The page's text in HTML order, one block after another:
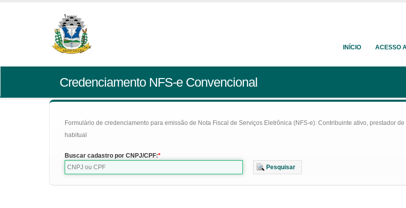
INÍCIO ACESSO
Credenciamento NFS-e Convencional
Formulário de credenciamento para emissão de Nota Fiscal de Serviços Eletrônica (NFS-e): Contribuinte ativo, prestador
habitual
Buscar cadastro por CNPJ/CPF:
Pesquisar